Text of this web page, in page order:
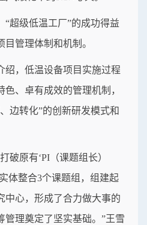
“超级低温工厂”的成功得益
管理体制和机制。
绍，低温设备项目实施过程
、卓有成效的管理机制，
边转化”的创新研发模式和
破原有‘PI（课题组长）
体整合3个课题组，组建起
中心，形成了合力做大事的
管理奠定了坚实基础。”王雪